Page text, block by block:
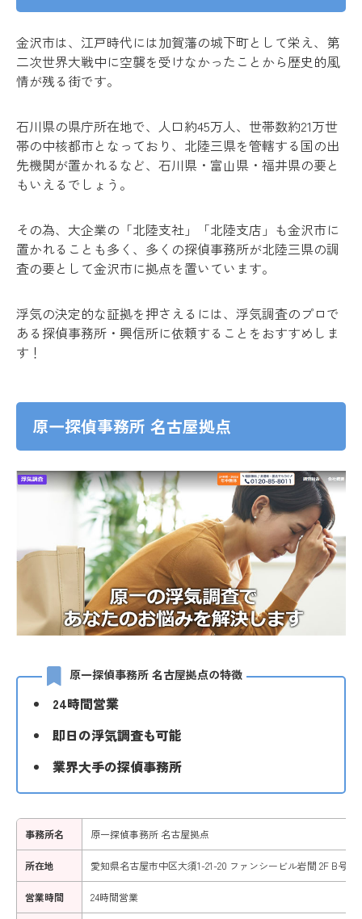
金沢市は、江戸時代には加賀藩の城下町として栄え、第
二次世界大戦中に空襲を受けなかったことから歴史的風
情が残る街です。
石川県の県庁所在地で、人口約45万人、世帯数約21万世
帯の中核都市となっており、北陸三県を管轄する国の出
先機関が置かれるなど、石川県・富山県・福井県の要と
もいえるでしょう。
その為、大企業の「北陸支社」「北陸支店」も金沢市に
置かれることも多く、多くの探偵事務所が北陸三県の調
査の要として金沢市に拠点を置いています。
浮気の決定的な証拠を押さえるには、浮気調査のプロで
ある探偵事務所・興信所に依頼することをおすすめしま
す！
原一探偵事務所 名古屋拠点
原一探偵事務所 名古屋拠点の特徴
24時間営業
即日の浮気調査も可能
業界大手の探偵事務所
事務所名 原一探偵事務所 名古屋拠点
所在地 愛知県名古屋市中区大須1-21-20 ファンシービル岩間 2F B号室
営業時間 24時間営業